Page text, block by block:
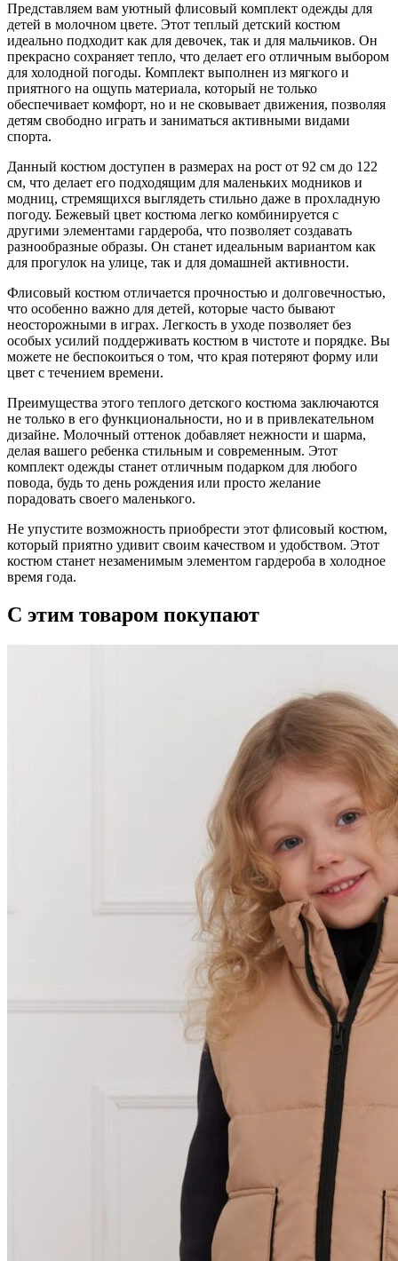
Представляем вам уютный флисовый комплект одежды для
детей в молочном цвете. Этот теплый детский костюм
идеально подходит как для девочек, так и для мальчиков. Он
прекрасно сохраняет тепло, что делает его отличным выбором
для холодной погоды. Комплект выполнен из мягкого и
приятного на ощупь материала, который не только
обеспечивает комфорт, но и не сковывает движения, позволяя
детям свободно играть и заниматься активными видами
спорта.
Данный костюм доступен в размерах на рост от 92 см до 122
см, что делает его подходящим для маленьких модников и
модниц, стремящихся выглядеть стильно даже в прохладную
погоду. Бежевый цвет костюма легко комбинируется с
другими элементами гардероба, что позволяет создавать
разнообразные образы. Он станет идеальным вариантом как
для прогулок на улице, так и для домашней активности.
Флисовый костюм отличается прочностью и долговечностью,
что особенно важно для детей, которые часто бывают
неосторожными в играх. Легкость в уходе позволяет без
особых усилий поддерживать костюм в чистоте и порядке. Вы
можете не беспокоиться о том, что края потеряют форму или
цвет с течением времени.
Преимущества этого теплого детского костюма заключаются
не только в его функциональности, но и в привлекательном
дизайне. Молочный оттенок добавляет нежности и шарма,
делая вашего ребенка стильным и современным. Этот
комплект одежды станет отличным подарком для любого
повода, будь то день рождения или просто желание
порадовать своего маленького.
Не упустите возможность приобрести этот флисовый костюм,
который приятно удивит своим качеством и удобством. Этот
костюм станет незаменимым элементом гардероба в холодное
время года.
С этим товаром покупают